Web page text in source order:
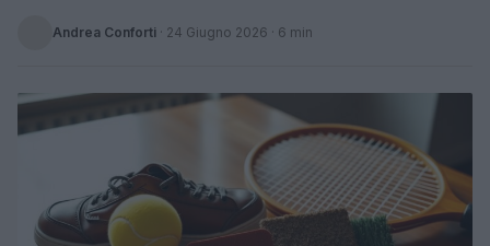
Andrea Conforti · 24 Giugno 2026 · 6 min